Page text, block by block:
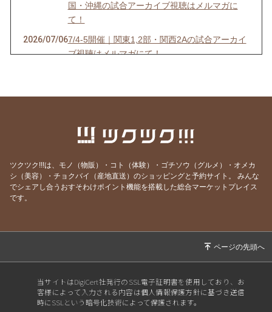
国・沖縄の試合アーカイブ視聴はメルマガに
て！
2026/07/067/4-5開催｜関東1,2部・関西2Aの試合アーカイ
ブ視聴はメルマガにて！
6/20-21開催｜関東4部AB・東海1部・関西2C・
て！
2026/06/20 6/13-14開催｜関東3部ABC,4部E、九州リーグ
2026/05/30 ⚽F7ソサイチリーグ｜5/23-24開催｜関東・東
海・関西・九州試合視聴はメルマガにて！
ツクツク!!!は、モノ（物販）・コト（体験）・ゴチソウ（グルメ）・オメカ
シ（美容）・チョクバイ（産地直送）のショッピングと予約サイト。
みんな
でシェアし合うおすそわけポイント機能を搭載した総合マーケットプレイス
です。
当サイトはDigiCert社発行のSSL電子証明書を使用しており、お
客様によって入力される内容は個人情報保護方針に基づき送信
時にSSLという暗号化技術によって保護されます。